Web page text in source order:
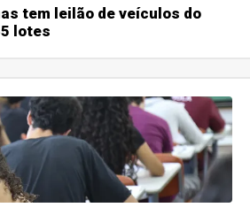
tem leilão de veículos do
lotes